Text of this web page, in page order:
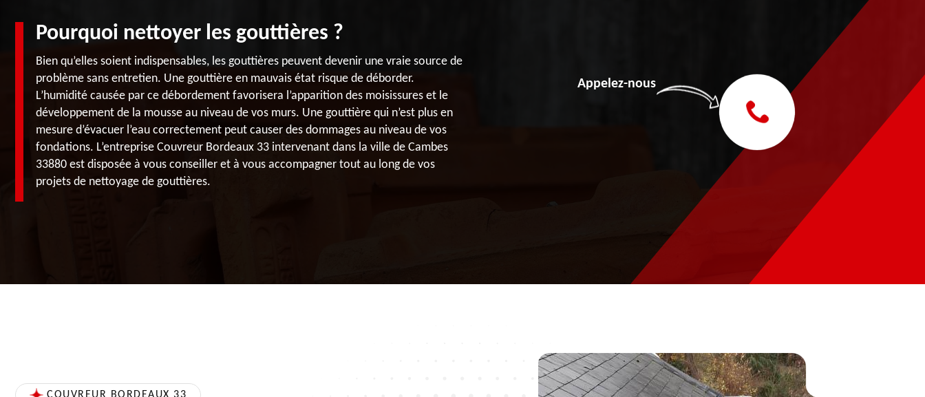
Pourquoi nettoyer les gouttières ?
Bien qu’elles soient indispensables, les gouttières peuvent devenir une vraie source de
problème sans entretien. Une gouttière en mauvais état risque de déborder.
L’humidité causée par ce débordement favorisera l’apparition des moisissures et le
développement de la mousse au niveau de vos murs. Une gouttière qui n’est plus en
mesure d’évacuer l’eau correctement peut causer des dommages au niveau de vos
fondations. L’entreprise Couvreur Bordeaux 33 intervenant dans la ville de Cambes
33880 est disposée à vous conseiller et à vous accompagner tout au long de vos
projets de nettoyage de gouttières.
Appelez-nous